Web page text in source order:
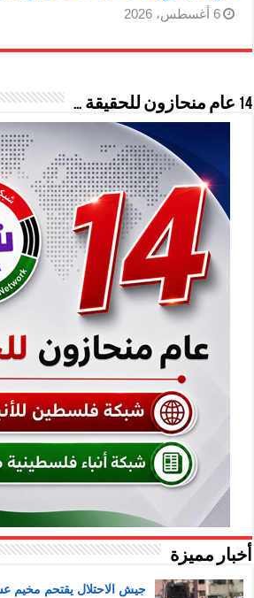
6 أغسطس، 2026
14 عام منحازون للحقيقة …
أخبار مميزة
جيش الاحتلال يقتحم